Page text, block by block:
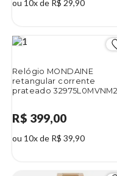
ou 10x de R$ 29,90
Relógio MONDAINE
retangular corrente
prateado 32975L0MVNM2
R$ 399,00
ou 10x de R$ 39,90